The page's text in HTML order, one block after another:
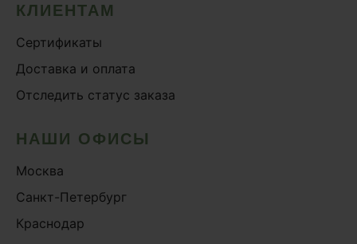
КЛИЕНТАМ
Сертификаты
Доставка и оплата
Отследить статус заказа
НАШИ ОФИСЫ
Москва
Санкт-Петербург
Краснодар